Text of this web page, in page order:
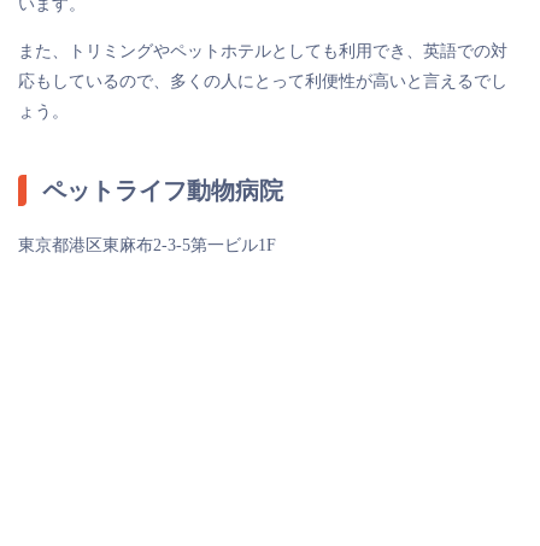
います。
また、トリミングやペットホテルとしても利用でき、英語での対
応もしているので、多くの人にとって利便性が高いと言えるでし
ょう。
ペットライフ動物病院
東京都港区東麻布2-3-5第一ビル1F